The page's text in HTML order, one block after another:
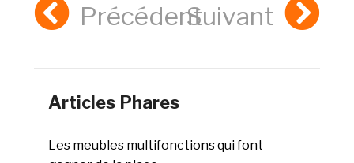
PrécédentSuivant
Articles Phares
Les meubles multifonctions qui font